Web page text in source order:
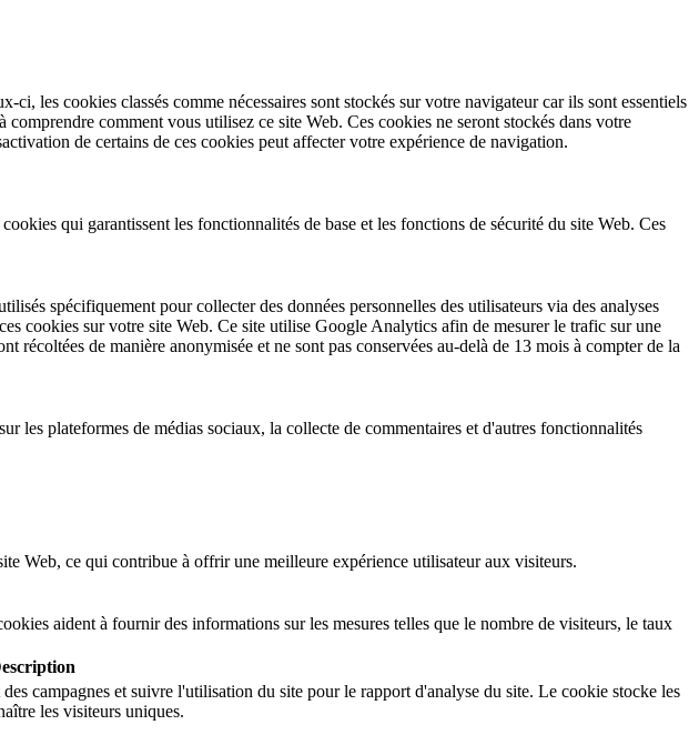
les cookies classés comme nécessaires sont stockés sur votre navigateur car ils sont essentiels
comment vous utilisez ce site Web. Ces cookies ne seront stockés dans votre
de certains de ces cookies peut affecter votre expérience de navigation.
qui garantissent les fonctionnalités de base et les fonctions de sécurité du site Web. Ces
spécifiquement pour collecter des données personnelles des utilisateurs via des analyses
cookies sur votre site Web. Ce site utilise Google Analytics afin de mesurer le trafic sur une
récoltées de manière anonymisée et ne sont pas conservées au-delà de 13 mois à compter de la
les plateformes de médias sociaux, la collecte de commentaires et d'autres fonctionnalités
Web, ce qui contribue à offrir une meilleure expérience utilisateur aux visiteurs.
aident à fournir des informations sur les mesures telles que le nombre de visiteurs, le taux
campagnes et suivre l'utilisation du site pour le rapport d'analyse du site. Le cookie stocke les
les visiteurs uniques.